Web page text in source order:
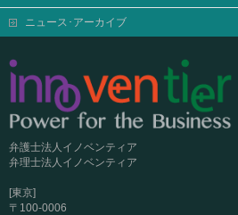
ニュース･アーカイブ
弁護士法人イノベンティア
弁理士法人イノベンティア
[東京]
〒100-0006